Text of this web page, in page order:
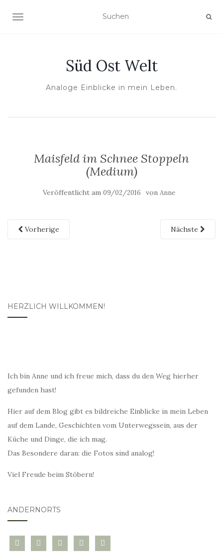
NAVIGATION UMSCHALTEN
Süd Ost Welt
Analoge Einblicke in mein Leben.
Maisfeld im Schnee Stoppeln
(Medium)
Veröffentlicht am 09/02/2016 von Anne
Vorherige Nächste
HERZLICH WILLKOMMEN!
Ich bin Anne und ich freue mich, dass du den Weg hierher
gefunden hast!
Hier auf dem Blog gibt es bildreiche Einblicke in mein Leben
auf dem Lande, Geschichten vom Unterwegssein, aus der
Küche und Dinge, die ich mag.
Das Besondere daran: die Fotos sind analog!
Viel Freude beim Stöbern!
ANDERNORTS
bloglovininstagramtwitter pinterest
mail